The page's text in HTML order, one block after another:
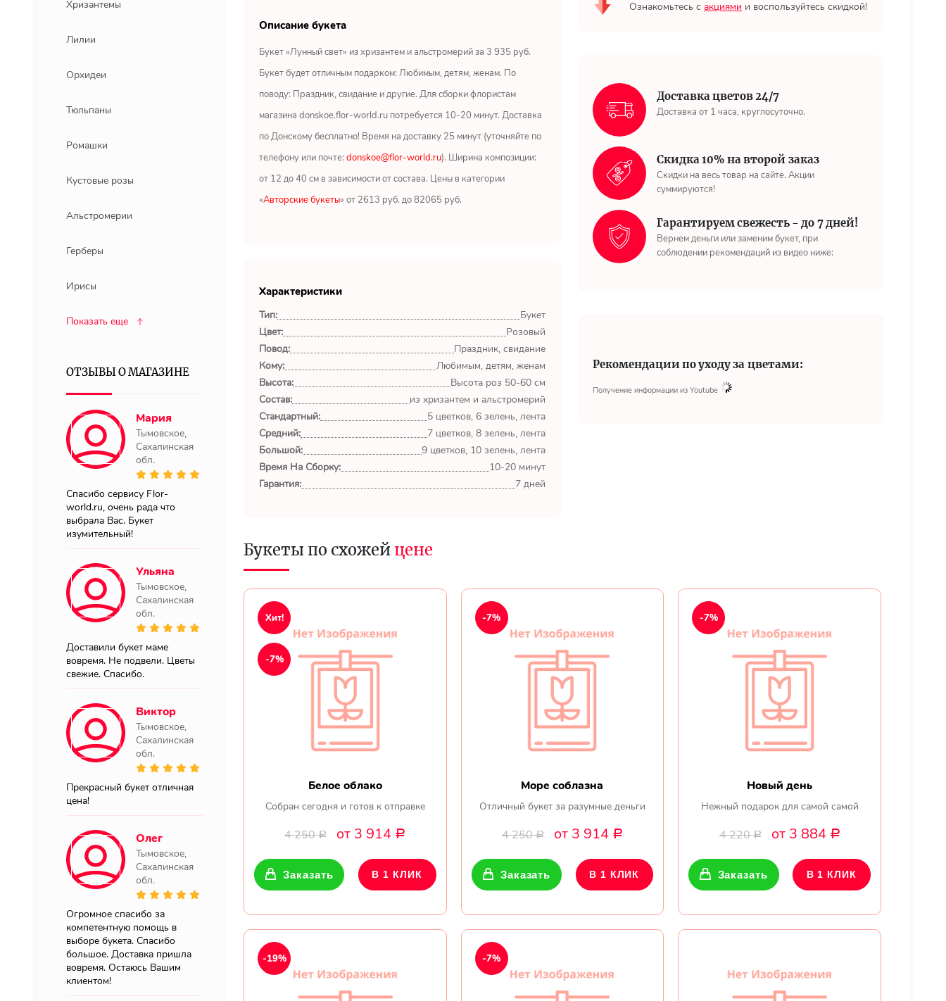
Хризантемы
Лилии
Орхидеи
Тюльпаны
Ромашки
Кустовые розы
Альстромерии
Герберы
Ирисы
Показать еще
ОТЗЫВЫ О МАГАЗИНЕ
Мария
Тымовское,
Сахалинская
обл.
Спасибо сервису Flor-
world.ru, очень рада что
выбрала Вас. Букет
изумительный!
Ульяна
Тымовское,
Сахалинская
обл.
Доставили букет маме
вовремя. Не подвели. Цветы
свежие. Спасибо.
Виктор
Тымовское,
Сахалинская
обл.
Прекрасный букет отличная
цена!
Олег
Тымовское,
Сахалинская
обл.
Огромное спасибо за
компетентную помощь в
выборе букета. Спасибо
большое. Доставка пришла
вовремя. Остаюсь Вашим
клиентом!
Описание букета
Букет «Лунный свет» из хризантем и альстромерий за 3 935 руб.
Букет будет отличным подарком: Любимым, детям, женам. По
поводу: Праздник, свидание и другие. Для сборки флористам
магазина donskoe.flor-world.ru потребуется 10-20 минут. Доставка
по Донскому бесплатно! Время на доставку 25 минут (уточняйте по
телефону или почте: donskoe@flor-world.ru). Ширина композиции:
от 12 до 40 см в зависимости от состава. Цены в категории
«Авторские букеты» от 2613 руб. до 82065 руб.
Характеристики
Тип:
Букет
Цвет:
Розовый
Повод:
Праздник, свидание
Кому:
Любимым, детям, женам
Высота:
Высота роз 50-60 см
Состав:
из хризантем и альстромерий
Стандартный:
5 цветков, 6 зелень, лента
Средний:
7 цветков, 8 зелень, лента
Большой:
9 цветков, 10 зелень, лента
Время На Сборку:
10-20 минут
Гарантия:
7 дней
Ознакомьтесь сакциями и воспользуйтесь скидкой!
Доставка цветов 24/7
Доставка от 1 часа, круглосуточно.
Скидка 10% на второй заказ
Скидки на весь товар на сайте. Акции
суммируются!
Гарантируем свежесть - до 7 дней!
Вернем деньги или заменим букет, при
соблюдении рекомендаций из видео ниже:
Рекомендации по уходу за цветами:
Получение информации из Youtube
Букеты по схожей цене
Белое облако
Собран сегодня и готов к отправке
4 250Р от 3 914 Р
Хит!
-7%
Заказать В 1 КЛИК
Море соблазна
Отличный букет за разумные деньги
4 250Р от 3 914 Р
-7%
Заказать В 1 КЛИК
Новый день
Нежный подарок для самой самой
4 220Р от 3 884 Р
-7%
Заказать В 1 КЛИК
-19% -7%